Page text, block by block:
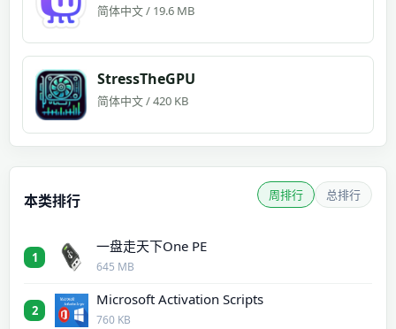
简体中文 / 19.6 MB
StressTheGPU
简体中文 / 420 KB
本类排行 周排行 总排行
1
一盘走天下One PE
645 MB
2
Microsoft Activation Scripts
760 KB